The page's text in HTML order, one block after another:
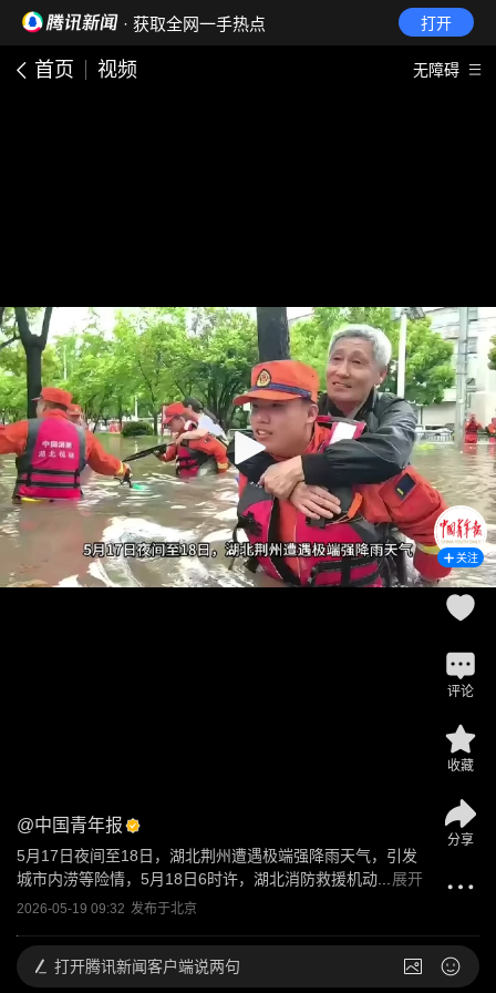
· 获取全网一手热点 打开
首页 视频 无障碍
@中国青年报
5月17日夜间至18日，湖北荆州遭遇极端强降雨天气，引发
城市内涝等险情，5月18日6时许，湖北消防救援机动...
展开
2026-05-19 09:32 发布于北京
关注
评论
收藏
分享
打开腾讯新闻客户端说两句